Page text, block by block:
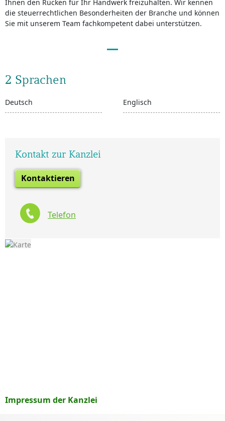
Ihnen den Rücken für Ihr Handwerk freizuhalten. Wir kennen
die steuerrechtlichen Besonderheiten der Branche und können
Sie mit unserem Team fachkompetent dabei unterstützen.
2 Sprachen
Deutsch Englisch
Kontakt zur Kanzlei
Kontaktieren
Telefon
Impressum der Kanzlei